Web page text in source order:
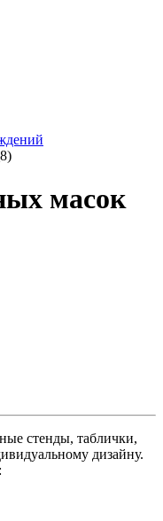
масок
стенды, таблички,
дизайну.